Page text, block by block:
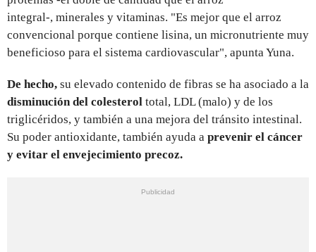
integral-, minerales y vitaminas. "Es mejor que el arroz
convencional porque contiene lisina, un micronutriente muy
beneficioso para el sistema cardiovascular", apunta Yuna.
De hecho, su elevado contenido de fibras se ha asociado a la
disminución del colesterol total, LDL (malo) y de los
triglicéridos, y también a una mejora del tránsito intestinal.
Su poder antioxidante, también ayuda a prevenir el cáncer
y evitar el envejecimiento precoz.